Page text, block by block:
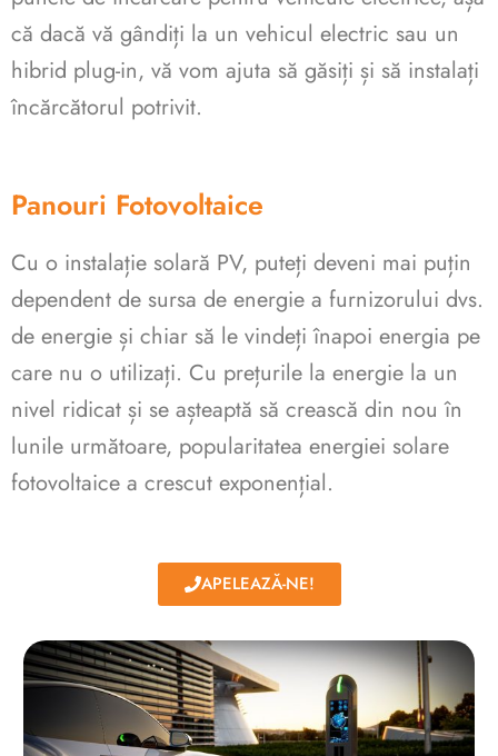
că dacă vă gândiți la un vehicul electric sau un
hibrid plug-in, vă vom ajuta să găsiți și să instalați
încărcătorul potrivit.
Panouri Fotovoltaice
Cu o instalație solară PV, puteți deveni mai puțin
dependent de sursa de energie a furnizorului dvs.
de energie și chiar să le vindeți înapoi energia pe
care nu o utilizați. Cu prețurile la energie la un
nivel ridicat și se așteaptă să crească din nou în
lunile următoare, popularitatea energiei solare
fotovoltaice a crescut exponențial.
APELEAZĂ-NE!